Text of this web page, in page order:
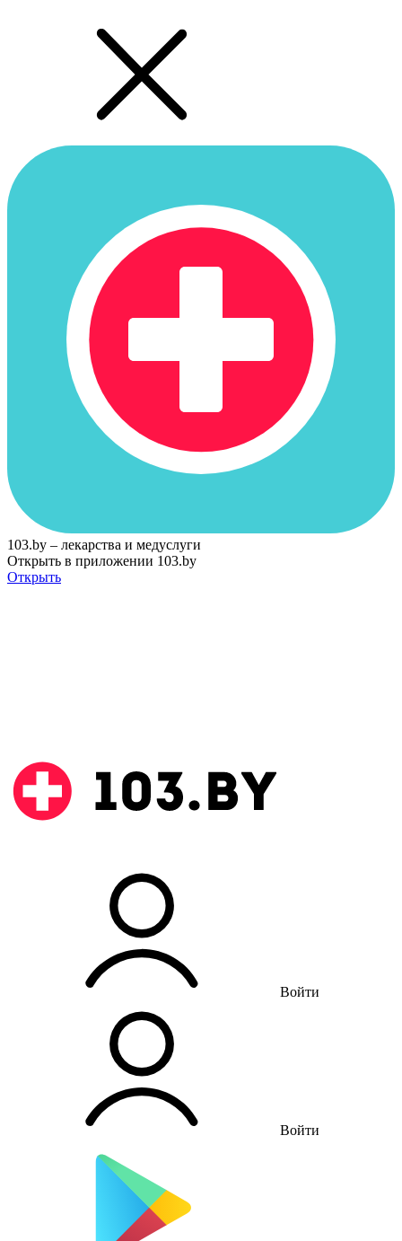
103.by – лекарства и медуслуги
Открыть в приложении 103.by
Открыть
Войти
Войти